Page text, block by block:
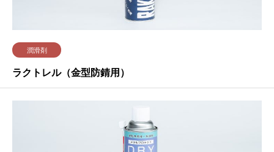
潤滑剤
ラクトレル（金型防錆用）